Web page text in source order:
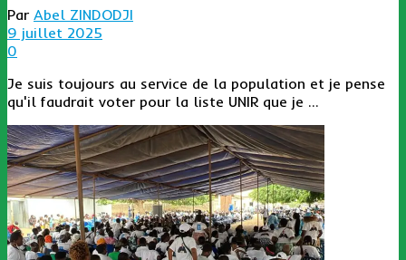
Par Abel ZINDODJI
9 juillet 2025
0
Je suis toujours au service de la population et je pense
qu'il faudrait voter pour la liste UNIR que je ...